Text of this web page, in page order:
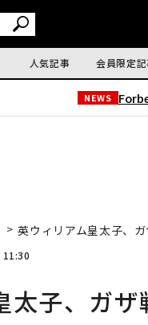
人気記事 会員限定記
NEWS
英ウィリアム皇太子、
太子、ガ